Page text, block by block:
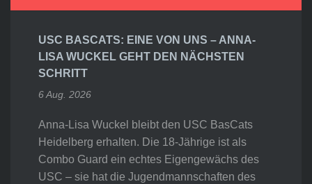
USC BASCATS: EINE VON UNS – ANNA-
LISA WUCKEL GEHT DEN NÄCHSTEN
SCHRITT
6 Aug. 2026
Anna-Lisa Wuckel bleibt den USC BasCats
Heidelberg erhalten. Die 18-Jährige ist als
Combo Guard ein echtes Eigengewächs des
USC – sie hat die Jugendmannschaften des